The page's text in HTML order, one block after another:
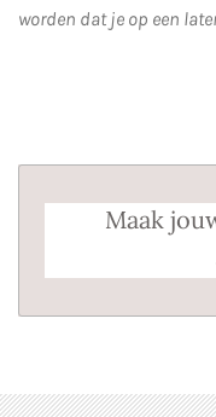
worden dat je op een
Maak